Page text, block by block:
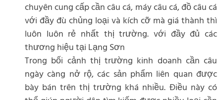
chuyên cung cấp cần câu cá, máy câu cá, đồ câu cá
với đầy đù chủng loại và kích cỡ mà giá thành thì
luôn luôn rẻ nhất thị trường. với đầy đủ các
thương hiệu tại Lạng Sơn
Trong bối cảnh thị trường kinh doanh cần câu
ngày càng nở rộ, các sản phẩm liên quan được
bày bán trên thị trường khá nhiều. Điều này có